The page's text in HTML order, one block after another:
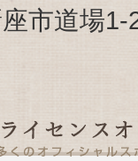
市道場